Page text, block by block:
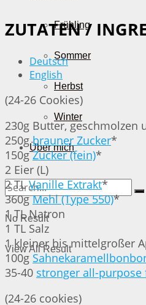
Frühling
Sommer
Herbst
Winter
Über mich
No Result
View All Result
ZUTATEN /
Deutsch
English
(24-26 Cookies)
230g Butter, geschmolzen
250gbrauner Zucker*
150gZucker (fein)*
2 Eier (L)
2 TLVanille Extrakt*
360gMehl (Type 550)*
1 TL Natron
1 TL Salz
1 kleiner bis mittelgroßer
100g
35-40 stronger all-purpose
(24-26 cookies)